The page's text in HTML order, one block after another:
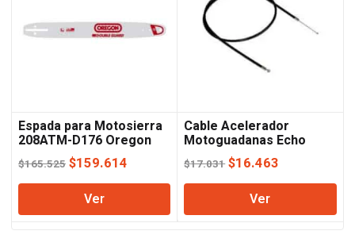
Espada para Motosierra
208ATM-D176 Oregon
$165.525 El
precio
original
era:
$159.614
precio
es:
Ver
Cable Acelerador
Motoguadanas Echo
$17.031El
precio
original
era:
$16.463
precio
es:
Ver